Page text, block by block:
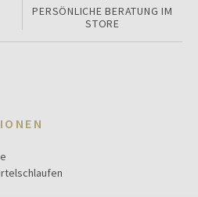
PERSÖNLICHE BERATUNG IM
STORE